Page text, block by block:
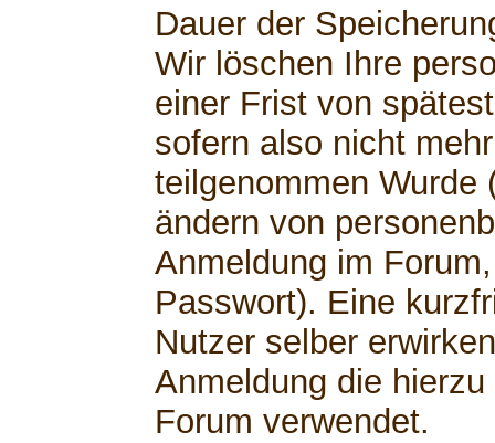
Dauer der
Wir löschen Ihre
einer Frist von
sofern also nicht
teilgenommen Wurde
ändern von
Anmeldung im
Passwort). Eine
Nutzer selber
Anmeldung die
Forum verwendet.